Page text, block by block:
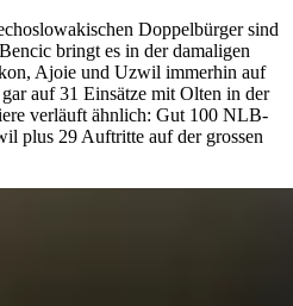
Doppelbürger sind
bringt es in der damaligen
Ajoie und Uzwil immerhin auf
auf 31 Einsätze mit Olten in der
verläuft ähnlich: Gut 100 NLB-
plus 29 Auftritte auf der grossen